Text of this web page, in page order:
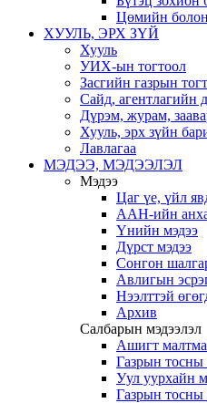
Цөмийн болон
ХУУЛЬ, ЭРХ ЗҮЙ
Хууль
УИХ-ын тогтоол
Засгийн газрын
Сайд, агентлагийн
Дүрэм, журам,
Хууль, эрх зүйн
Лавлагаа
МЭДЭЭ, МЭДЭЭЛЭЛ
Мэдээ
Цаг үе, үйл
ААН-ийн
Үнийн мэдээ
Дүрст мэдээ
Сонгон
Авлигын
Нээлттэй
Архив
Салбарын мэдээлэл
Ашигт
Газрын тосны
Уул уурхайн
Газрын тосны